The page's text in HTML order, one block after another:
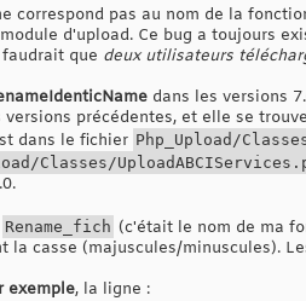
correspond pas au nom de la
d'upload. Ce bug a toujours
que deux utilisateurs
dans les versions
versions précédentes, et elle se
dans le fichier Php_Upload/
Classes/
Rename_fich (c'était le nom de ma
la casse (majuscules/minuscules).
exemple, la ligne :